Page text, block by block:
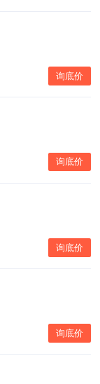
询底价
询底价
询底价
询底价